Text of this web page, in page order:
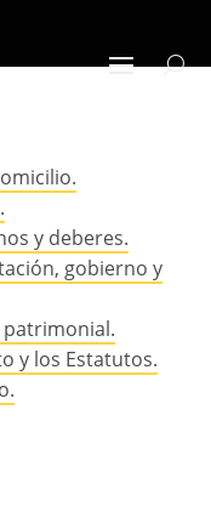
y deberes.
gobierno y
patrimonial.
y los Estatutos.